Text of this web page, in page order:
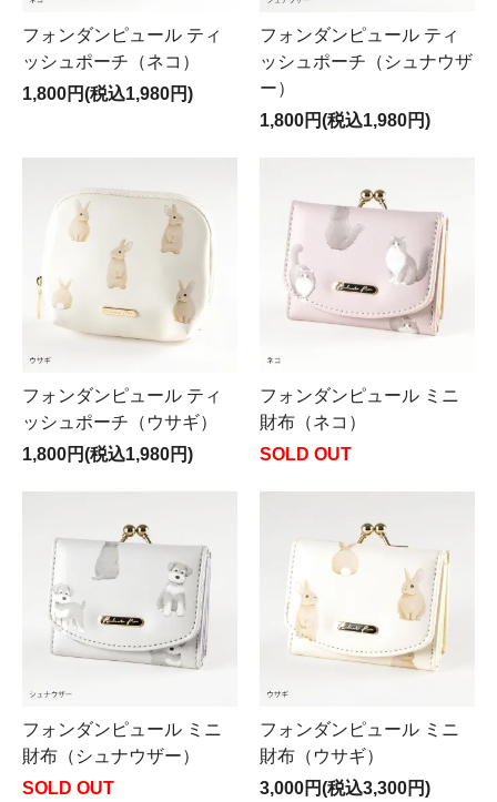
フォンダンピュール ティ
ッシュポーチ（ネコ）
1,800円(税込1,980円)
フォンダンピュール ティ
ッシュポーチ（シュナウザ
ー）
1,800円(税込1,980円)
フォンダンピュール ティ
ッシュポーチ（ウサギ）
1,800円(税込1,980円)
フォンダンピュール ミニ
財布（ネコ）
SOLD OUT
フォンダンピュール ミニ
財布（シュナウザー）
SOLD OUT
フォンダンピュール ミニ
財布（ウサギ）
3,000円(税込3,300円)